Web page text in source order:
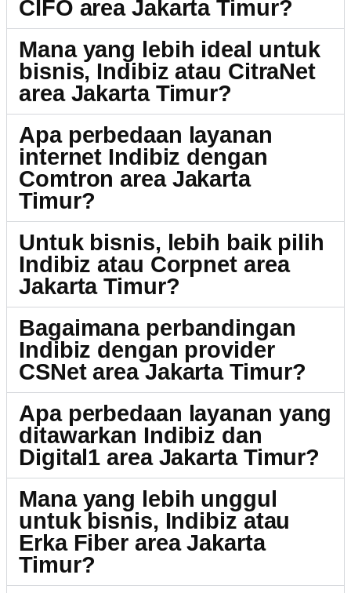
CIFO area Jakarta Timur?
Mana yang lebih ideal untuk
bisnis, Indibiz atau CitraNet
area Jakarta Timur?
Apa perbedaan layanan
internet Indibiz dengan
Comtron area Jakarta
Timur?
Untuk bisnis, lebih baik pilih
Indibiz atau Corpnet area
Jakarta Timur?
Bagaimana perbandingan
Indibiz dengan provider
CSNet area Jakarta Timur?
Apa perbedaan layanan yang
ditawarkan Indibiz dan
Digital1 area Jakarta Timur?
Mana yang lebih unggul
untuk bisnis, Indibiz atau
Erka Fiber area Jakarta
Timur?